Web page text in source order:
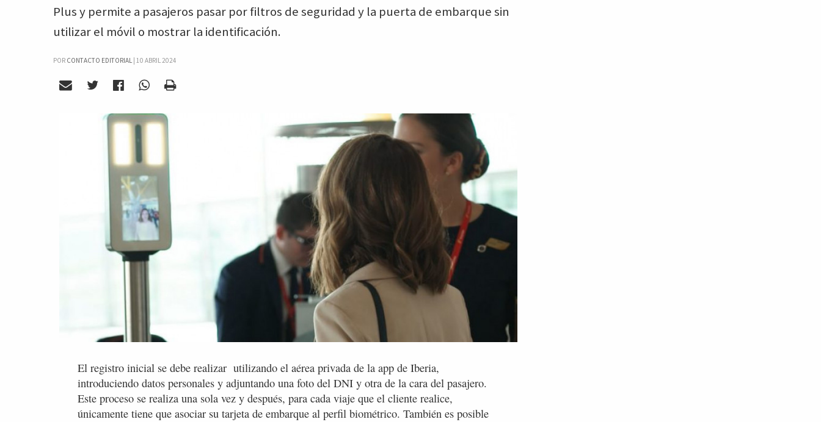
Plus y permite a pasajeros pasar por filtros de seguridad y la puerta de embarque sin
utilizar el móvil o mostrar la identificación.
POR CONTACTO EDITORIAL | 10 ABRIL 2024
El registro inicial se debe realizar utilizando el aérea privada de la app de Iberia,
introduciendo datos personales y adjuntando una foto del DNI y otra de la cara del pasajero.
Este proceso se realiza una sola vez y después, para cada viaje que el cliente realice,
únicamente tiene que asociar su tarjeta de embarque al perfil biométrico. También es posible